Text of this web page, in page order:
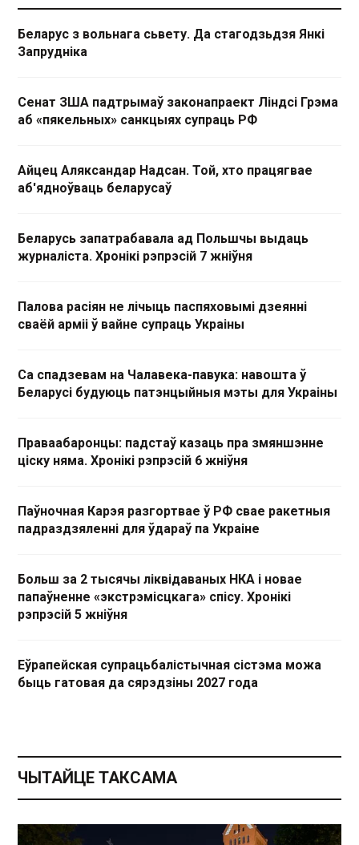
Беларус з вольнага сьвету. Да стагодзьдзя Янкі
Запрудніка
Сенат ЗША падтрымаў законапраект Ліндсі Грэма
аб «пякельных» санкцыях супраць РФ
Айцец Аляксандар Надсан. Той, хто працягвае
аб'ядноўваць беларусаў
Беларусь запатрабавала ад Польшчы выдаць
журналіста. Хронікі рэпрэсій 7 жніўня
Палова расіян не лічыць паспяховымі дзеянні
сваёй арміі ў вайне супраць Украіны
Са спадзевам на Чалавека-павука: навошта ў
Беларусі будуюць патэнцыйныя мэты для Украіны
Праваабаронцы: падстаў казаць пра змяншэнне
ціску няма. Хронікі рэпрэсій 6 жніўня
Паўночная Карэя разгортвае ў РФ свае ракетныя
падраздзяленні для ўдараў па Украіне
Больш за 2 тысячы ліквідаваных НКА і новае
папаўненне «экстрэмісцкага» спісу. Хронікі
рэпрэсій 5 жніўня
Еўрапейская супрацьбалістычная сістэма можа
быць гатовая да сярэдзіны 2027 года
ЧЫТАЙЦЕ ТАКСАМА